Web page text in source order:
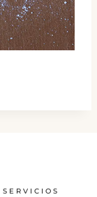
SERVICIOS